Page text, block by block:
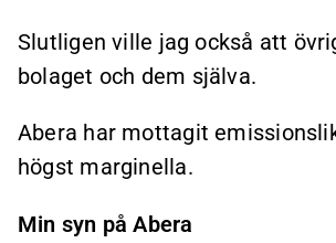
Slutligen ville jag också att
bolaget och dem själva.
Abera har mottagit
högst marginella.
Min syn på Abera